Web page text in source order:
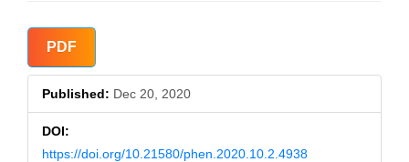
Article
Sidebar
PDF
Published: Dec 20, 2020
DOI:
https://doi.org/10.21580/phen.2020.10.2.4938